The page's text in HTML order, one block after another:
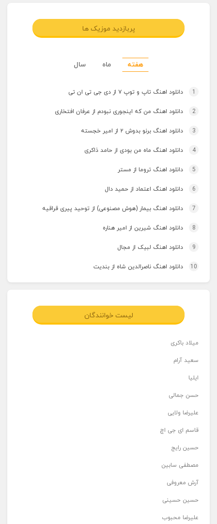
پربازدید موزیک ها
هفته ماه سال
1 دانلود اهنگ تاپ و توپ ۷ از دی جی تی ان تی
2 دانلود اهنگ من که اینجوری نبودم از عرفان افتخاری
3 دانلود اهنگ برنو بدوش ۲ از امیر خجسته
4 دانلود اهنگ ماه من بودی از حامد ذاکری
5 دانلود اهنگ تروما از مستر
6 دانلود اهنگ اعتماد از حمید دال
7 دانلود اهنگ بیمار (هوش مصنوعی) از توحید پیری قراقیه
8 دانلود اهنگ شیرین از امیر هناره
9 دانلود اهنگ لبیک از مجال
10 دانلود اهنگ ناصرالدین شاه از بندیت
لیست خوانندگان
میلاد باکری
سعید آرام
ایلیا
حسن جمالی
علیرضا ولایی
قاسم ای جی اچ
حسین رایج
مصطفی سابین
آرش معروفی
حسین حسینی
علیرضا محبوب